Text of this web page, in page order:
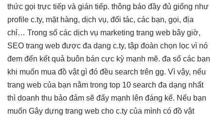
thức gọi trực tiếp và gián tiếp. thông báo đầy đủ giống như
profile c.ty, mặt hàng, dịch vụ, đối tác, các bạn, gọi, địa
chỉ… Trong số các dịch vụ marketing trang web bây giờ,
SEO trang web được đa dạng c.ty, tập đoàn chọn lọc vì nó
đem đến kết quả buôn bán cực kỳ mạnh mẽ. đa số các bạn
khi muốn mua đồ vật gì đó đều search trên gg. Vì vậy, nếu
trang web của bạn nằm trong top 10 search đa dạng nhất
thì doanh thu bảo đảm sẽ đẩy mạnh lên đáng kể. Nếu bạn
muốn Gây dựng trang web cho c.ty của mình có đồ vật